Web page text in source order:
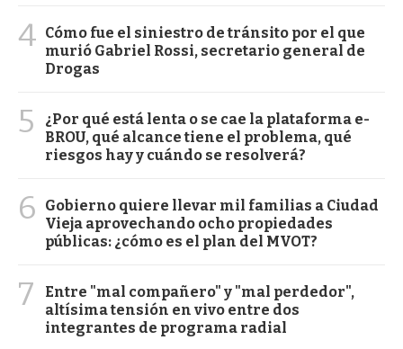
4 Cómo fue el siniestro de tránsito por el que
murió Gabriel Rossi, secretario general de
Drogas
5
¿Por qué está lenta o se cae la plataforma e-
BROU, qué alcance tiene el problema, qué
riesgos hay y cuándo se resolverá?
6
Gobierno quiere llevar mil familias a Ciudad
Vieja aprovechando ocho propiedades
públicas: ¿cómo es el plan del MVOT?
7
Entre "mal compañero" y "mal perdedor",
altísima tensión en vivo entre dos
integrantes de programa radial